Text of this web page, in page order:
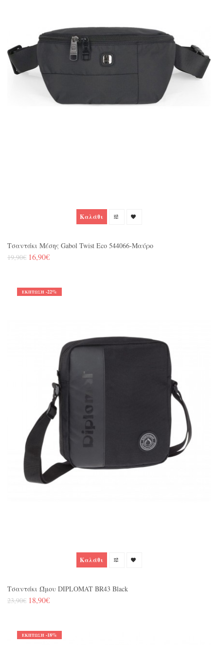
Καλάθι
Τσαντάκι Μέσης Gabol Twist Eco 544066-Μαύρο
19,90€ 16,90€
ΈΚΠΤΩΣΗ -22%
Καλάθι
Τσαντάκι Ώμου DIPLOMAT BR43 Black
23,90€ 18,90€
ΈΚΠΤΩΣΗ -18%